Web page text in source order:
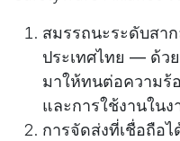
สมรรถนะระดับสา
ประเทศไทย — ด้ว
มาให้ทนต่อความร้
และการใช้งานใน
การจัดส่งที่เชื่อถือ